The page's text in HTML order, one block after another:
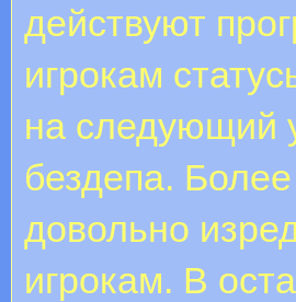
действуют
игрокам
на следующий
бездепа.
довольно
игрокам. В